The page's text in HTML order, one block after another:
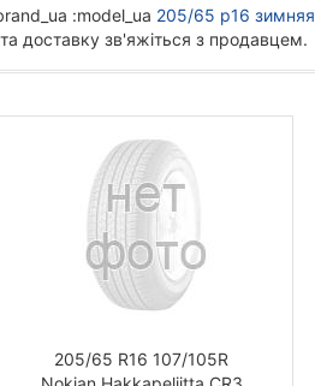
:model_ua 205/65 р16 зимняя
доставку зв'яжіться з продавцем.
205/65 R16 107/105R